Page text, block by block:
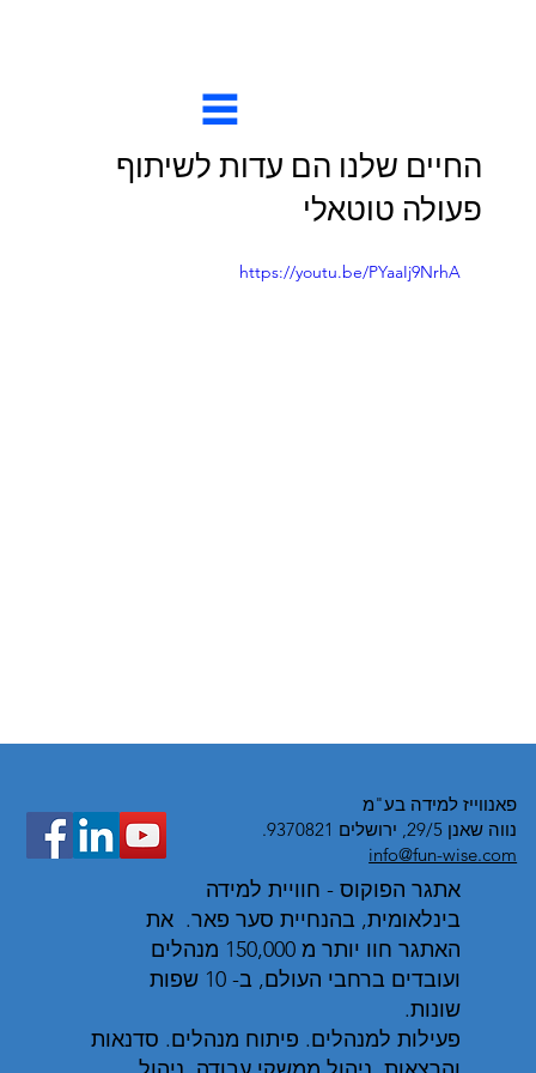
החיים שלנו הם עדות לשיתוף
פעולה טוטאלי
https://youtu.be/PYaaIj9NrhA
פאנווייז למידה בע"מ
נווה שאנן 29/5, ירושלים 9370821.
info@fun-wise.com
אתגר הפוקוס - חוויית למידה
בינלאומית, בהנחיית סער פאר. את
האתגר חוו יותר מ 150,000 מנהלים
ועובדים ברחבי העולם, ב- 10 שפות
שונות.
פעילות למנהלים. פיתוח מנהלים. סדנאות